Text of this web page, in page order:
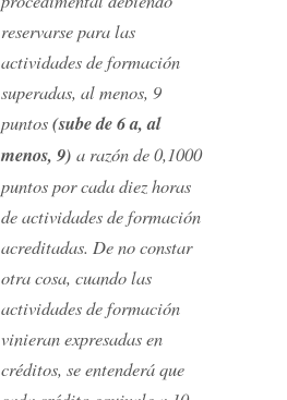
reservarse para las
actividades de formación
superadas, al menos, 9
puntos(sube de 6 a, al
menos, 9) a razón de 0,1000
puntos por cada diez horas
de actividades de formación
acreditadas. De no constar
otra cosa, cuando las
actividades de formación
vinieran expresadas en
créditos, se entenderá que